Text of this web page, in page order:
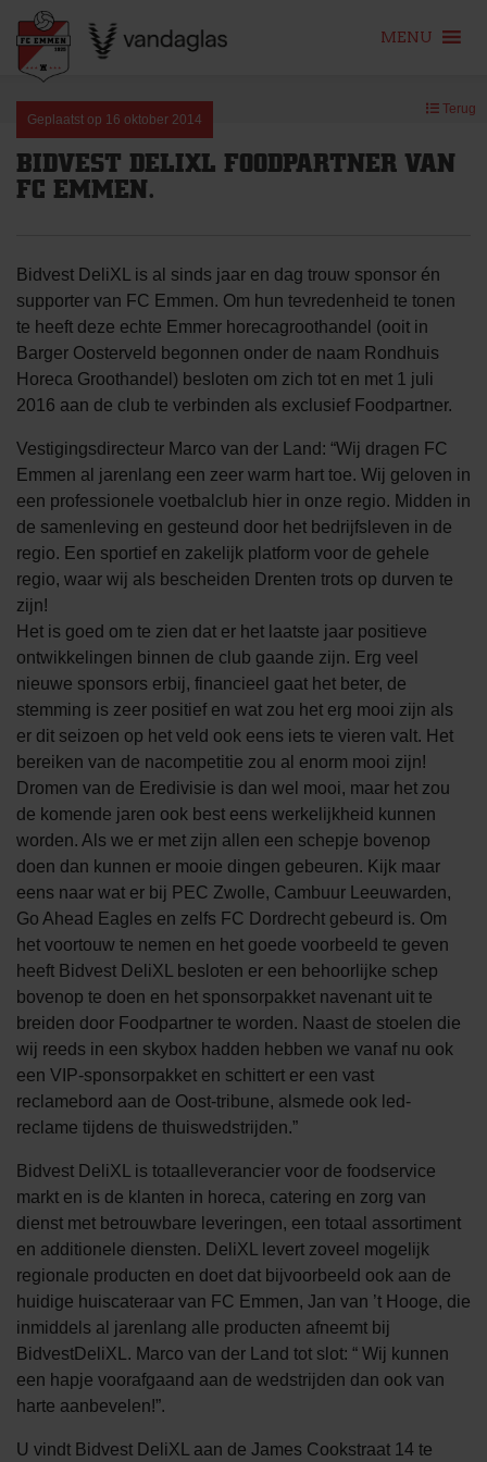
content
MENU
Geplaatst op 16 oktober 2014
Terug
BIDVEST DELIXL FOODPARTNER VAN
FC EMMEN.
Bidvest DeliXL is al sinds jaar en dag trouw sponsor én
supporter van FC Emmen. Om hun tevredenheid te tonen
te heeft deze echte Emmer horecagroothandel (ooit in
Barger Oosterveld begonnen onder de naam Rondhuis
Horeca Groothandel) besloten om zich tot en met 1 juli
2016 aan de club te verbinden als exclusief Foodpartner.
Vestigingsdirecteur Marco van der Land: “Wij dragen FC
Emmen al jarenlang een zeer warm hart toe. Wij geloven in
een professionele voetbalclub hier in onze regio. Midden in
de samenleving en gesteund door het bedrijfsleven in de
regio. Een sportief en zakelijk platform voor de gehele
regio, waar wij als bescheiden Drenten trots op durven te
zijn!
Het is goed om te zien dat er het laatste jaar positieve
ontwikkelingen binnen de club gaande zijn. Erg veel
nieuwe sponsors erbij, financieel gaat het beter, de
stemming is zeer positief en wat zou het erg mooi zijn als
er dit seizoen op het veld ook eens iets te vieren valt. Het
bereiken van de nacompetitie zou al enorm mooi zijn!
Dromen van de Eredivisie is dan wel mooi, maar het zou
de komende jaren ook best eens werkelijkheid kunnen
worden. Als we er met zijn allen een schepje bovenop
doen dan kunnen er mooie dingen gebeuren. Kijk maar
eens naar wat er bij PEC Zwolle, Cambuur Leeuwarden,
Go Ahead Eagles en zelfs FC Dordrecht gebeurd is. Om
het voortouw te nemen en het goede voorbeeld te geven
heeft Bidvest DeliXL besloten er een behoorlijke schep
bovenop te doen en het sponsorpakket navenant uit te
breiden door Foodpartner te worden. Naast de stoelen die
wij reeds in een skybox hadden hebben we vanaf nu ook
een VIP-sponsorpakket en schittert er een vast
reclamebord aan de Oost-tribune, alsmede ook led-
reclame tijdens de thuiswedstrijden.”
Bidvest DeliXL is totaalleverancier voor de foodservice
markt en is de klanten in horeca, catering en zorg van
dienst met betrouwbare leveringen, een totaal assortiment
en additionele diensten. DeliXL levert zoveel mogelijk
regionale producten en doet dat bijvoorbeeld ook aan de
huidige huiscateraar van FC Emmen, Jan van ’t Hooge, die
inmiddels al jarenlang alle producten afneemt bij
BidvestDeliXL. Marco van der Land tot slot: “ Wij kunnen
een hapje voorafgaand aan de wedstrijden dan ook van
harte aanbevelen!”.
U vindt Bidvest DeliXL aan de James Cookstraat 14 te